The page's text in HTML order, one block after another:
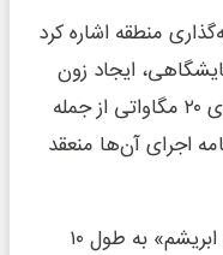
منطقه اشاره کرد
ایجاد زون
معدنی ۷۰۰ هکتاری و مزرعه خورشیدی ۲۰ مگاواتی از جمله
اجرای آن‌ها منعقد
مودودی در پایان پروژه «بزرگراه جاده ابریشم» به طول ۱۰